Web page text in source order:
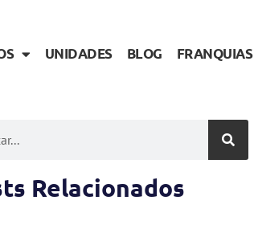
UNIDADES BLOG FRANQUIAS
Relacionados